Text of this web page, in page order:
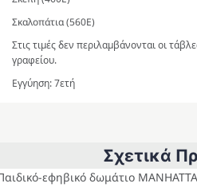
Σκαλοπάτια (560Ε)
Στις τιμές δεν περιλαμβάνονται οι
γραφείου.
Εγγύηση: 7ετή
Σχετικά